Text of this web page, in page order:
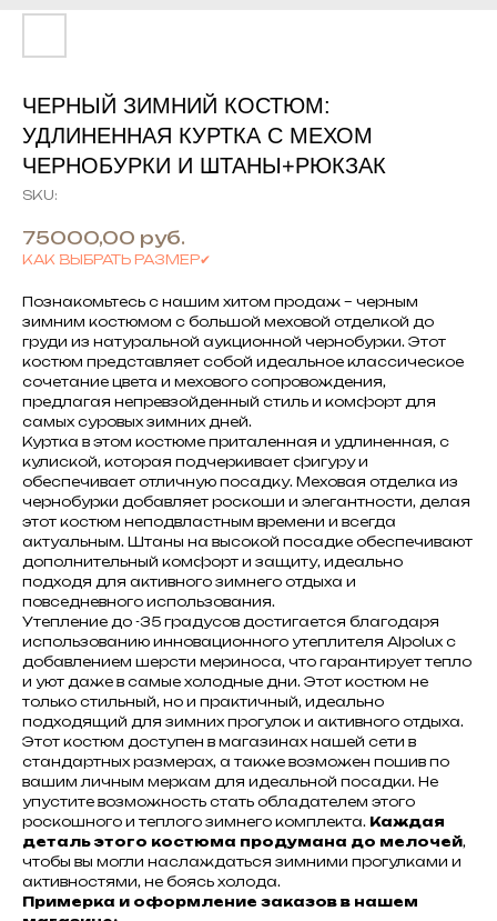
ЧЕРНЫЙ ЗИМНИЙ КОСТЮМ:
УДЛИНЕННАЯ КУРТКА С МЕХОМ
ЧЕРНОБУРКИ И ШТАНЫ+РЮКЗАК
SKU:
75000,00 руб.
КАК ВЫБРАТЬ РАЗМЕР✔
Познакомьтесь с нашим хитом продаж – черным
зимним костюмом с большой меховой отделкой до
груди из натуральной аукционной чернобурки. Этот
костюм представляет собой идеальное классическое
сочетание цвета и мехового сопровождения,
предлагая непревзойденный стиль и комфорт для
самых суровых зимних дней.
Куртка в этом костюме приталенная и удлиненная, с
кулиской, которая подчеркивает фигуру и
обеспечивает отличную посадку. Меховая отделка из
чернобурки добавляет роскоши и элегантности, делая
этот костюм неподвластным времени и всегда
актуальным. Штаны на высокой посадке обеспечивают
дополнительный комфорт и защиту, идеально
подходя для активного зимнего отдыха и
повседневного использования.
Утепление до -35 градусов достигается благодаря
использованию инновационного утеплителя Alpolux с
добавлением шерсти мериноса, что гарантирует тепло
и уют даже в самые холодные дни. Этот костюм не
только стильный, но и практичный, идеально
подходящий для зимних прогулок и активного отдыха.
Этот костюм доступен в магазинах нашей сети в
стандартных размерах, а также возможен пошив по
вашим личным меркам для идеальной посадки. Не
упустите возможность стать обладателем этого
роскошного и теплого зимнего комплекта. Каждая
деталь этого костюма продумана до мелочей,
чтобы вы могли наслаждаться зимними прогулками и
активностями, не боясь холода.
Примерка и оформление заказов в нашем